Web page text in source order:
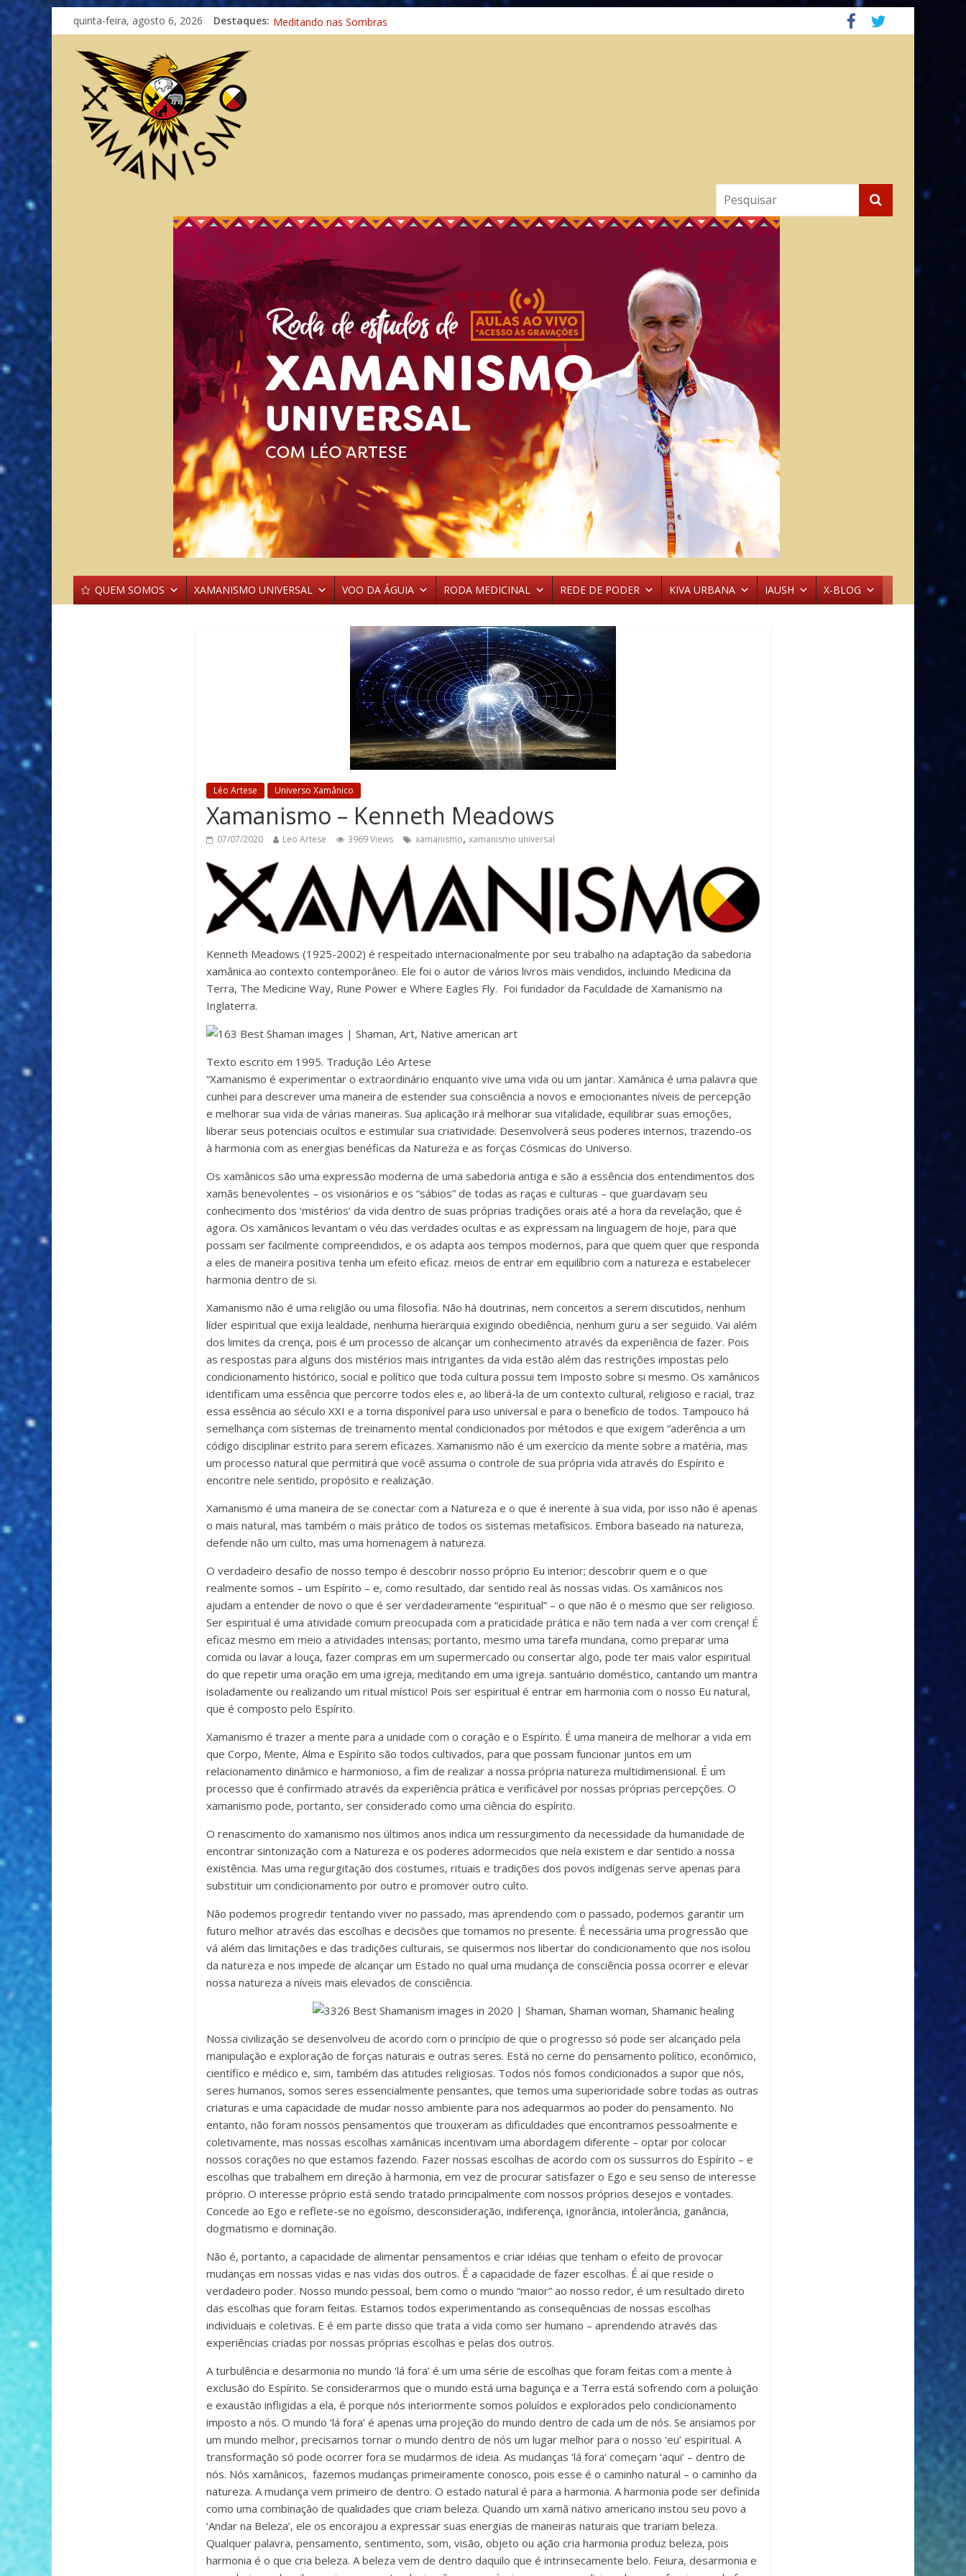
quinta-feira, agosto 6, 2026 Destaques: Imaginação na Cura
Meditando nas Sombras
QUEM SOMOS XAMANISMO UNIVERSAL VOO DA ÁGUIA RODA MEDICINAL REDE DE PODER KIVA URBANA IAUSH X-BLOG
Léo Artese Universo Xamânico
Xamanismo – Kenneth Meadows
07/07/2020 Leo Artese 3969 Views xamanismo, xamanismo universal
Kenneth Meadows (1925-2002) é respeitado internacionalmente por seu trabalho na adaptação da sabedoria
xamânica ao contexto contemporâneo. Ele foi o autor de vários livros mais vendidos, incluindo Medicina da
Terra, The Medicine Way, Rune Power e Where Eagles Fly. Foi fundador da Faculdade de Xamanismo na
Inglaterra.
Texto escrito em 1995. Tradução Léo Artese
“Xamanismo é experimentar o extraordinário enquanto vive uma vida ou um jantar. Xamânica é uma palavra que
cunhei para descrever uma maneira de estender sua consciência a novos e emocionantes níveis de percepção
e melhorar sua vida de várias maneiras. Sua aplicação irá melhorar sua vitalidade, equilibrar suas emoções,
liberar seus potenciais ocultos e estimular sua criatividade. Desenvolverá seus poderes internos, trazendo-os
à harmonia com as energias benéficas da Natureza e as forças Cósmicas do Universo.
Os xamânicos são uma expressão moderna de uma sabedoria antiga e são a essência dos entendimentos dos
xamãs benevolentes – os visionários e os “sábios” de todas as raças e culturas – que guardavam seu
conhecimento dos ‘mistérios’ da vida dentro de suas próprias tradições orais até a hora da revelação, que é
agora. Os xamânicos levantam o véu das verdades ocultas e as expressam na linguagem de hoje, para que
possam ser facilmente compreendidos, e os adapta aos tempos modernos, para que quem quer que responda
a eles de maneira positiva tenha um efeito eficaz. meios de entrar em equilíbrio com a natureza e estabelecer
harmonia dentro de si.
Xamanismo não é uma religião ou uma filosofia. Não há doutrinas, nem conceitos a serem discutidos, nenhum
líder espiritual que exija lealdade, nenhuma hierarquia exigindo obediência, nenhum guru a ser seguido. Vai além
dos limites da crença, pois é um processo de alcançar um conhecimento através da experiência de fazer. Pois
as respostas para alguns dos mistérios mais intrigantes da vida estão além das restrições impostas pelo
condicionamento histórico, social e político que toda cultura possui tem Imposto sobre si mesmo. Os xamânicos
identificam uma essência que percorre todos eles e, ao liberá-la de um contexto cultural, religioso e racial, traz
essa essência ao século XXI e a torna disponível para uso universal e para o benefício de todos. Tampouco há
semelhança com sistemas de treinamento mental condicionados por métodos e que exigem “aderência a um
código disciplinar estrito para serem eficazes. Xamanismo não é um exercício da mente sobre a matéria, mas
um processo natural que permitirá que você assuma o controle de sua própria vida através do Espírito e
encontre nele sentido, propósito e realização.
Xamanismo é uma maneira de se conectar com a Natureza e o que é inerente à sua vida, por isso não é apenas
o mais natural, mas também o mais prático de todos os sistemas metafísicos. Embora baseado na natureza,
defende não um culto, mas uma homenagem à natureza.
O verdadeiro desafio de nosso tempo é descobrir nosso próprio Eu interior; descobrir quem e o que
realmente somos – um Espírito – e, como resultado, dar sentido real às nossas vidas. Os xamânicos nos
ajudam a entender de novo o que é ser verdadeiramente “espiritual” – o que não é o mesmo que ser religioso.
Ser espiritual é uma atividade comum preocupada com a praticidade prática e não tem nada a ver com crença! É
eficaz mesmo em meio a atividades intensas; portanto, mesmo uma tarefa mundana, como preparar uma
comida ou lavar a louça, fazer compras em um supermercado ou consertar algo, pode ter mais valor espiritual
do que repetir uma oração em uma igreja, meditando em uma igreja. santuário doméstico, cantando um mantra
isoladamente ou realizando um ritual místico! Pois ser espiritual é entrar em harmonia com o nosso Eu natural,
que é composto pelo Espírito.
Xamanismo é trazer a mente para a unidade com o coração e o Espírito. É uma maneira de melhorar a vida em
que Corpo, Mente, Alma e Espírito são todos cultivados, para que possam funcionar juntos em um
relacionamento dinâmico e harmonioso, a fim de realizar a nossa própria natureza multidimensional. É um
processo que é confirmado através da experiência prática e verificável por nossas próprias percepções. O
xamanismo pode, portanto, ser considerado como uma ciência do espírito.
O renascimento do xamanismo nos últimos anos indica um ressurgimento da necessidade da humanidade de
encontrar sintonização com a Natureza e os poderes adormecidos que nela existem e dar sentido a nossa
existência. Mas uma regurgitação dos costumes, rituais e tradições dos povos indígenas serve apenas para
substituir um condicionamento por outro e promover outro culto.
Não podemos progredir tentando viver no passado, mas aprendendo com o passado, podemos garantir um
futuro melhor através das escolhas e decisões que tomamos no presente. É necessária uma progressão que
vá além das limitações e das tradições culturais, se quisermos nos libertar do condicionamento que nos isolou
da natureza e nos impede de alcançar um Estado no qual uma mudança de consciência possa ocorrer e elevar
nossa natureza a níveis mais elevados de consciência.
Nossa civilização se desenvolveu de acordo com o princípio de que o progresso só pode ser alcançado pela
manipulação e exploração de forças naturais e outras seres. Está no cerne do pensamento político, econômico,
científico e médico e, sim, também das atitudes religiosas. Todos nós fomos condicionados a supor que nós,
seres humanos, somos seres essencialmente pensantes, que temos uma superioridade sobre todas as outras
criaturas e uma capacidade de mudar nosso ambiente para nos adequarmos ao poder do pensamento. No
entanto, não foram nossos pensamentos que trouxeram as dificuldades que encontramos pessoalmente e
coletivamente, mas nossas escolhas xamânicas incentivam uma abordagem diferente – optar por colocar
nossos corações no que estamos fazendo. Fazer nossas escolhas de acordo com os sussurros do Espírito – e
escolhas que trabalhem em direção à harmonia, em vez de procurar satisfazer o Ego e seu senso de interesse
próprio. O interesse próprio está sendo tratado principalmente com nossos próprios desejos e vontades.
Concede ao Ego e reflete-se no egoísmo, desconsideração, indiferença, ignorância, intolerância, ganância,
dogmatismo e dominação.
Não é, portanto, a capacidade de alimentar pensamentos e criar idéias que tenham o efeito de provocar
mudanças em nossas vidas e nas vidas dos outros. É a capacidade de fazer escolhas. É aí que reside o
verdadeiro poder. Nosso mundo pessoal, bem como o mundo “maior” ao nosso redor, é um resultado direto
das escolhas que foram feitas. Estamos todos experimentando as consequências de nossas escolhas
individuais e coletivas. E é em parte disso que trata a vida como ser humano – aprendendo através das
experiências criadas por nossas próprias escolhas e pelas dos outros.
A turbulência e desarmonia no mundo ‘lá fora’ é um uma série de escolhas que foram feitas com a mente à
exclusão do Espírito. Se considerarmos que o mundo está uma bagunça e a Terra está sofrendo com a poluição
e exaustão infligidas a ela, é porque nós interiormente somos poluídos e explorados pelo condicionamento
imposto a nós. O mundo ‘lá fora’ é apenas uma projeção do mundo dentro de cada um de nós. Se ansiamos por
um mundo melhor, precisamos tornar o mundo dentro de nós um lugar melhor para o nosso ‘eu’ espiritual. A
transformação só pode ocorrer fora se mudarmos de ideia. As mudanças ‘lá fora’ começam ‘aqui’ – dentro de
nós. Nós xamânicos, fazemos mudanças primeiramente conosco, pois esse é o caminho natural – o caminho da
natureza. A mudança vem primeiro de dentro. O estado natural é para a harmonia. A harmonia pode ser definida
como uma combinação de qualidades que criam beleza. Quando um xamã nativo americano instou seu povo a
‘Andar na Beleza’, ele os encorajou a expressar suas energias de maneiras naturais que trariam beleza.
Qualquer palavra, pensamento, sentimento, som, visão, objeto ou ação cria harmonia produz beleza, pois
harmonia é o que cria beleza. A beleza vem de dentro daquilo que é intrinsecamente belo. Feiura, desarmonia e